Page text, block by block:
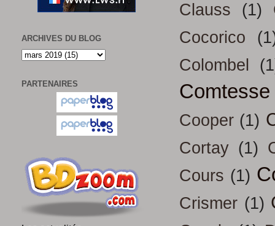
Clauss
(1)
Cocorico
Colombel
Cooper (1)
Cortay (1)
Cours (1)
Crismer (1)
ARCHIVES DU BLOG
PARTENAIRES